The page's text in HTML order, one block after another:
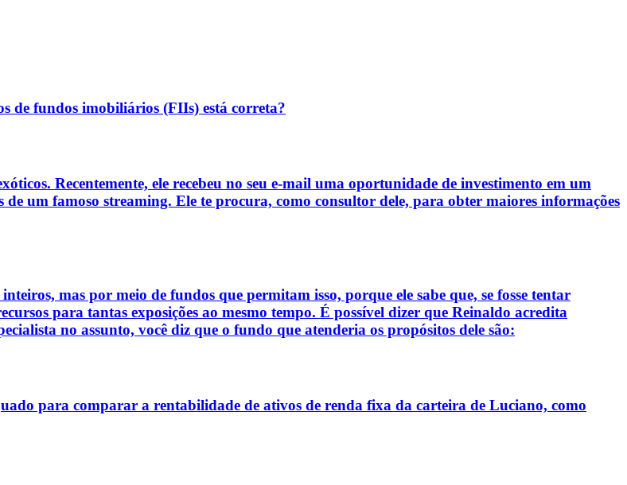
de fundos imobiliários (FIIs) está correta?
Recentemente, ele recebeu no seu e-mail uma oportunidade de investimento em um
de um famoso streaming. Ele te procura, como consultor dele, para obter maiores informações
mas por meio de fundos que permitam isso, porque ele sabe que, se fosse tentar
para tantas exposições ao mesmo tempo. É possível dizer que Reinaldo acredita
no assunto, você diz que o fundo que atenderia os propósitos dele são:
para comparar a rentabilidade de ativos de renda fixa da carteira de Luciano, como